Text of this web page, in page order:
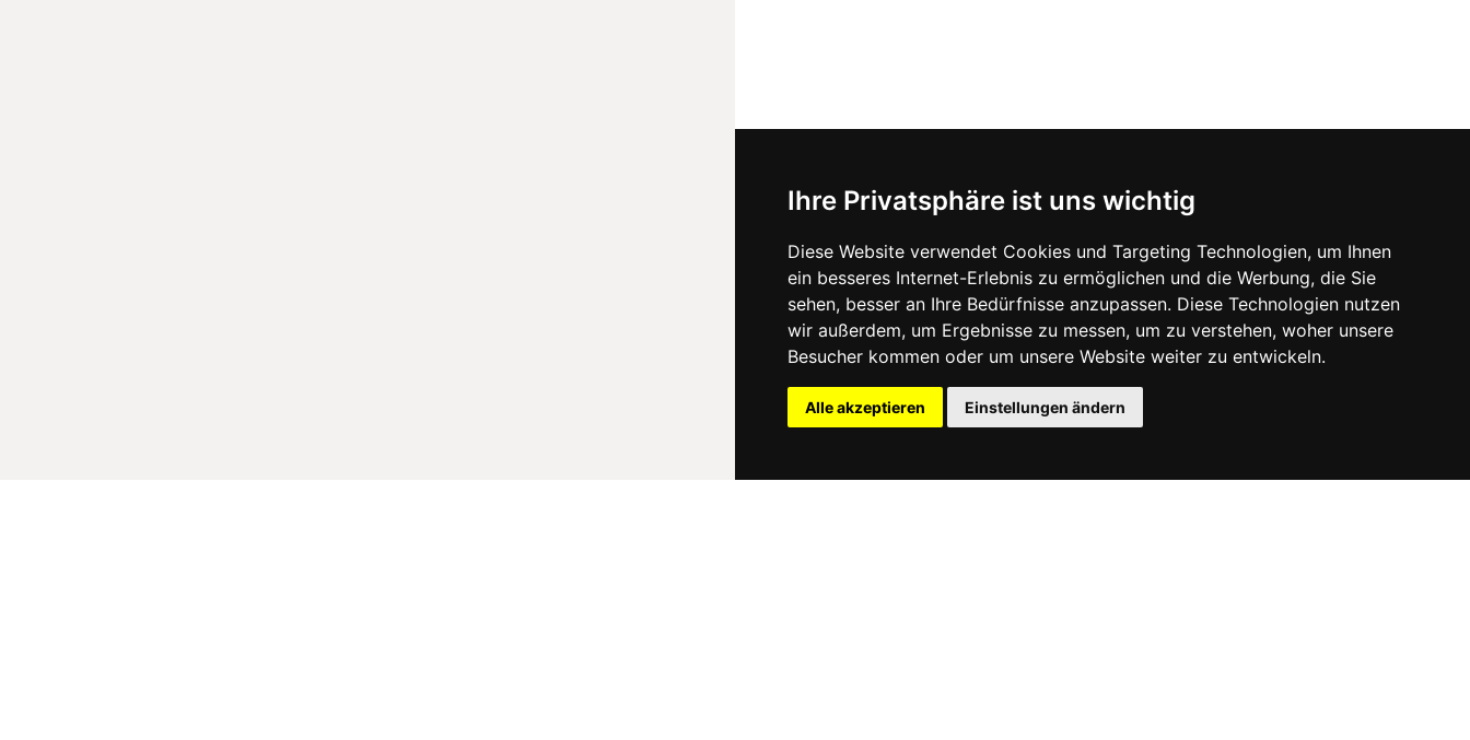
Ihre Privatsphäre ist uns wichtig
Diese Website verwendet Cookies und Targeting Technologien, um Ihnen
ein besseres Internet-Erlebnis zu ermöglichen und die Werbung, die Sie
sehen, besser an Ihre Bedürfnisse anzupassen. Diese Technologien nutzen
wir außerdem, um Ergebnisse zu messen, um zu verstehen, woher unsere
Besucher kommen oder um unsere Website weiter zu entwickeln.
Alle akzeptieren Einstellungen ändern